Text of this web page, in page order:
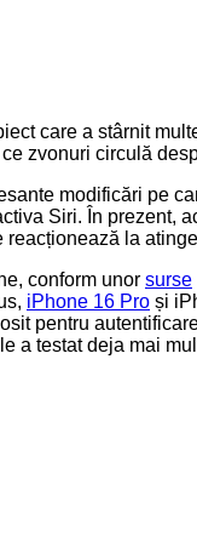
care a stârnit
zvonuri circulă
modificări pe
Siri. În prezent,
la
conform unor surse
iPhone 16 Pro și
pentru
a testat deja mai